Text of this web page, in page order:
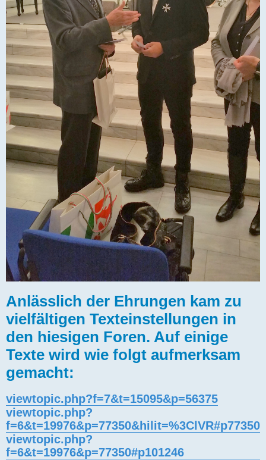
Anlässlich der Ehrungen kam zu
vielfältigen Texteinstellungen in
den hiesigen Foren. Auf einige
Texte wird wie folgt aufmerksam
gemacht:
viewtopic.php?f=7&t=15095&p=56375
viewtopic.php?
f=6&t=19976&p=77350&hilit=%3ClVR#p77350
viewtopic.php?
f=6&t=19976&p=77350#p101246